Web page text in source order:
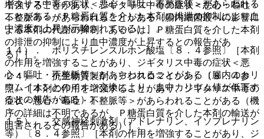
増強することがあり、ジギタリス中毒の症状＜悪心・嘔吐・
不整脈等＞があらわれることがある（腸内細菌叢への影響に
よる本剤の代謝の抑制、あるいは、Ｐ糖蛋白質を介した本剤
の排泄の抑制により血中濃度が上昇するとの報告があ
る）］。
２４）． 抗生物質製剤（アジスロマイシン）〔８．４参
照〕［本剤の作用を増強することがあり、ジギタリス中毒の
症状＜悪心・嘔吐・不整脈等＞があらわれることがある（機
序の詳細は不明であるが、Ｐ糖蛋白質を介した本剤の輸送が
阻害されるとの報告がある）］。
ギタリス中毒の症状＜悪心・嘔吐・不整脈等＞があらわれる
ことがある（Ｐ糖蛋白質を介した本剤の排泄の抑制により血
中濃度の上昇が示唆されている）］。
１４）． ポリスチレンスルホン酸塩〔８．４参照〕［本剤
の作用を増強することがあり、ジギタリス中毒の症状＜悪
心・嘔吐・不整脈等＞があらわれることがある（腸内のカリ
ウムイオンとのイオン交換により、血中カリウム値が低下す
るとの報告がある）］。
１５）． 交感神経刺激剤（アドレナリン、イソプレナリン
等）〔８．４参照〕［本剤の作用を増強することがあり、ジ